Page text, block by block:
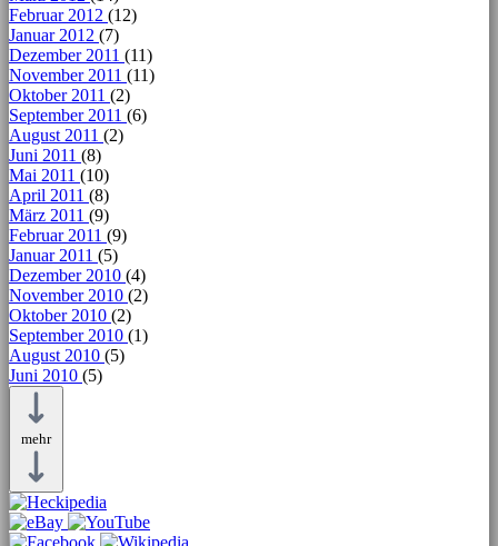
Februar 2012 (12)
Januar 2012 (7)
Dezember 2011 (11)
November 2011 (11)
Oktober 2011 (2)
September 2011 (6)
August 2011 (2)
Juni 2011 (8)
Mai 2011 (10)
April 2011 (8)
März 2011 (9)
Februar 2011 (9)
Januar 2011 (5)
Dezember 2010 (4)
November 2010 (2)
Oktober 2010 (2)
September 2010 (1)
August 2010 (5)
Juni 2010 (5)
mehr